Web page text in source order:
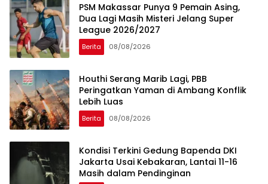
PSM Makassar Punya 9 Pemain Asing,
Dua Lagi Masih Misteri Jelang Super
League 2026/2027
Berita 08/08/2026
Houthi Serang Marib Lagi, PBB
Peringatkan Yaman di Ambang Konflik
Lebih Luas
Berita 08/08/2026
Kondisi Terkini Gedung Bapenda DKI
Jakarta Usai Kebakaran, Lantai 11-16
Masih dalam Pendinginan